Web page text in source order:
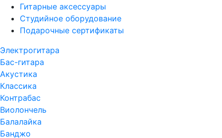
Гитарные аксессуары
Студийное оборудование
Подарочные сертификаты
Электрогитара
Бас-гитара
Акустика
Классика
Контрабас
Виолончель
Балалайка
Банджо